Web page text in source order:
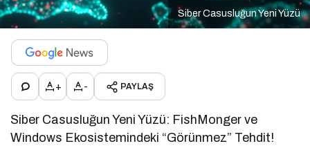
Siber Casusluğun Yeni Yüzü
+ - PAYLAŞ
Siber Casusluğun Yeni Yüzü: FishMonger ve
Windows Ekosistemindeki “Görünmez” Tehdit!